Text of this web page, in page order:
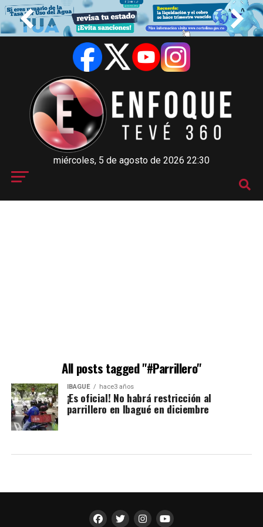
miércoles, 5 de agosto de 2026 22:30
All posts tagged "#Parrillero"
IBAGUÉ hace3 años
¡Es oficial! No habrá restricción al
parrillero en Ibagué en diciembre